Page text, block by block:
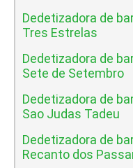
Dedetizadora de
Tres Estrelas
Dedetizadora de
Sete de Setembro
Dedetizadora de
Sao Judas Tadeu
Dedetizadora de
Recanto dos